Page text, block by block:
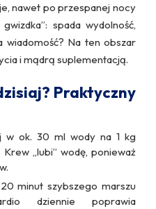
nawet po przespanej nocy
spada wydolność,
Na ten obszar
i mądrą suplementacją.
Praktyczny
ok. 30 ml wody na 1 kg
„lubi” wodę, ponieważ
minut szybszego marszu
dziennie poprawia